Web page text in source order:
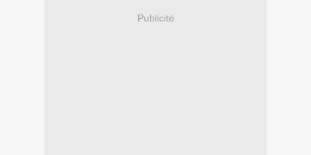
Publicité